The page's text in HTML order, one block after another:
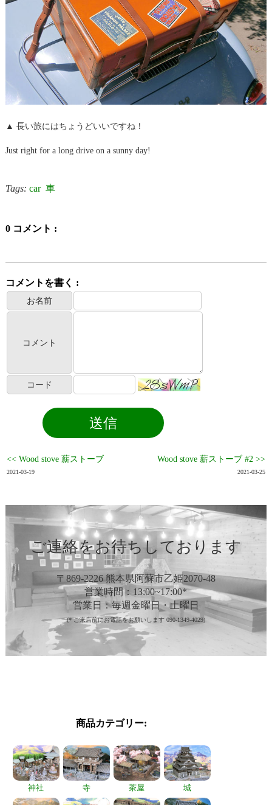
▲ 長い旅にはちょうどいいですね！
Just right for a long drive on a sunny day!
Tags: car 車
0 コメント :
コメントを書く :
お名前
コメント
コード
<< Wood stove 薪ストーブ
2021-03-19
Wood stove 薪ストーブ #2 >>
2021-03-25
ご連絡をお待ちしております
〒869-2226 熊本県阿蘇市乙姫2070-48
営業時間：13:00~17:00*
営業日：毎週金曜日・土曜日
(* ご来店前にお電話をお願いします 090-1349-4029)
商品カテゴリー:
神社 寺 茶屋 城